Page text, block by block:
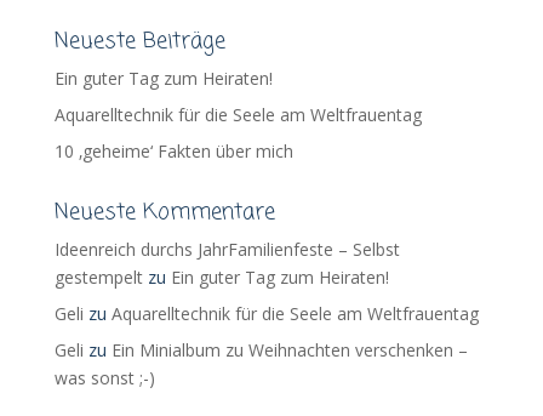
Neueste Beiträge
Ein guter Tag zum Heiraten!
Aquarelltechnik für die Seele am Weltfrauentag
10 ‚geheime‘ Fakten über mich
Neueste Kommentare
Ideenreich durchs JahrFamilienfeste – Selbst
gestempeltzu Ein guter Tag zum Heiraten!
Geli zu Aquarelltechnik für die Seele am Weltfrauentag
Geli zu Ein Minialbum zu Weihnachten verschenken –
was sonst ;-)